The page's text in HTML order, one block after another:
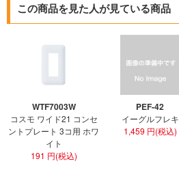
この商品を見た人が見ている商品
WTF7003W
コスモ ワイド21 コンセ
ントプレート 3コ用 ホワ
イト
191 円(税込)
PEF-42
イーグルフレキ
1,459 円(税込)